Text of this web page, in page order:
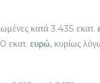
κατά 3.435 εκατ.
εκατ. ευρώ, κυρίως